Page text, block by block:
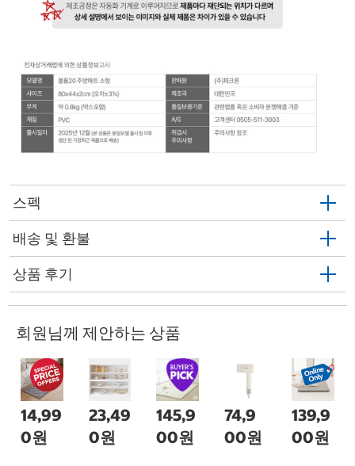
스펙
배송 및 환불
상품 후기
회원님께 제안하는 상품
14,99
0원
23,49
0원
145,9
00원
74,9
00원
139,9
00원